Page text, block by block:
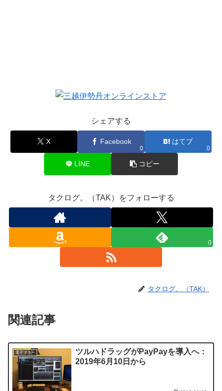
シェアする
X Facebook
0
はてブ
0
LINE コピー
タクログ。（TAK）をフォローする
0
タクログ。（TAK）
関連記事
電子マネー
ツルハドラッグがPayPayを導入へ：
2019年6月10日から